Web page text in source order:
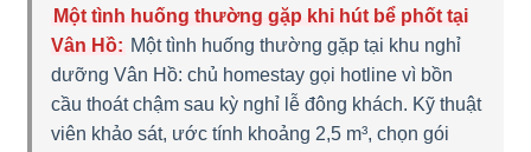
Một tình huống thường gặp khi hút bể phốt tại
Vân Hồ: Một tình huống thường gặp tại khu nghỉ
dưỡng Vân Hồ: chủ homestay gọi hotline vì bồn
cầu thoát chậm sau kỳ nghỉ lễ đông khách. Kỹ thuật
viên khảo sát, ước tính khoảng 2,5 m³, chọn gói